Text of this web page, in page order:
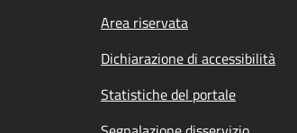
Footer menu
Area riservata
Dichiarazione di accessibilità
Statistiche del portale